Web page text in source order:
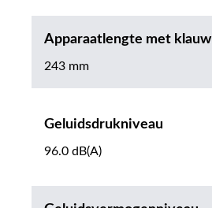
Apparaatlengte met klauw
243 mm
Geluidsdrukniveau
96.0 dB(A)